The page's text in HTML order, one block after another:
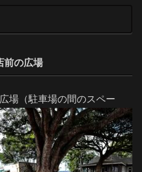
前の広場
場（駐車場の間のスペー